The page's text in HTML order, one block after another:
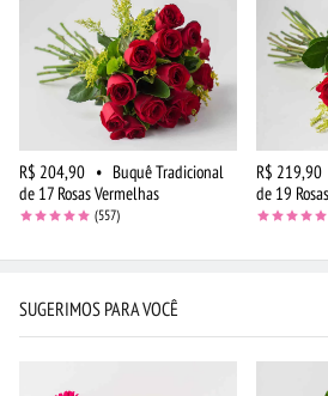
R$ 204,90 • Buquê Tradicional
de 17 Rosas Vermelhas
(557)
R$ 219,90
de 19
SUGERIMOS PARA VOCÊ